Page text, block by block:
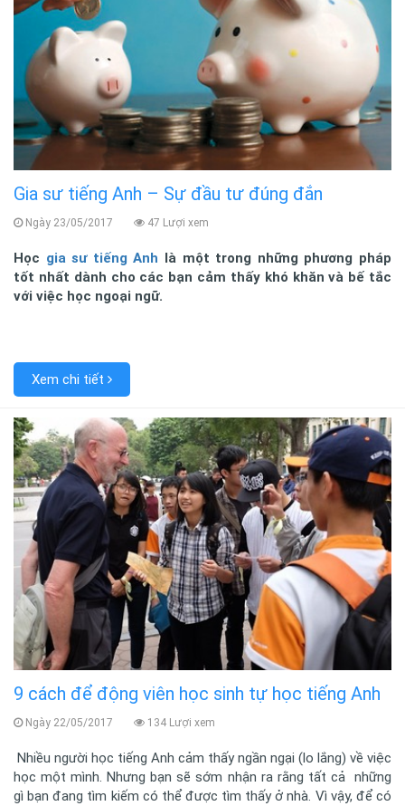
Gia sư tiếng Anh – Sự đầu tư đúng đắn
Ngày 23/05/2017 47 Lượi xem
Học gia sư tiếng Anh là một trong những phương pháp
tốt nhất dành cho các bạn cảm thấy khó khăn và bế tắc
với việc học ngoại ngữ.
Xem chi tiết
9 cách để động viên học sinh tự học tiếng Anh
Ngày 22/05/2017 134 Lượi xem
Nhiều người học tiếng Anh cảm thấy ngần ngại (lo lắng) về việc
học một mình. Nhưng bạn sẽ sớm nhận ra rằng tất cả những
gì bạn đang tìm kiếm có thể được tìm thấy ở nhà. Vì vậy, để có